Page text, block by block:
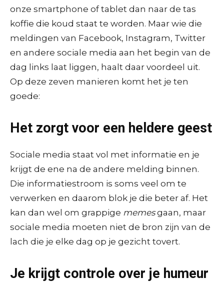
onze smartphone of tablet dan naar de tas
koffie die koud staat te worden. Maar wie die
meldingen van Facebook, Instagram, Twitter
en andere sociale media aan het begin van de
dag links laat liggen, haalt daar voordeel uit.
Op deze zeven manieren komt het je ten
goede:
Het zorgt voor een heldere geest
Sociale media staat vol met informatie en je
krijgt de ene na de andere melding binnen.
Die informatiestroom is soms veel om te
verwerken en daarom blok je die beter af. Het
kan dan wel om grappige memesgaan, maar
sociale media moeten niet de bron zijn van de
lach die je elke dag op je gezicht tovert.
Je krijgt controle over je humeur